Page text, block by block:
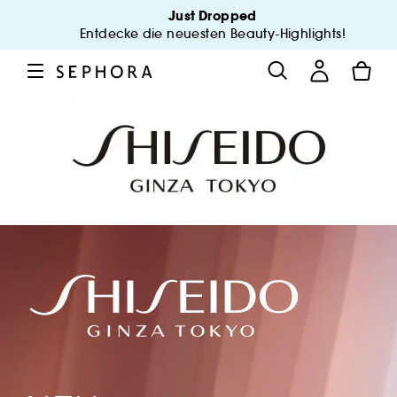
Just Dropped
Entdecke die neuesten Beauty-Highlights!